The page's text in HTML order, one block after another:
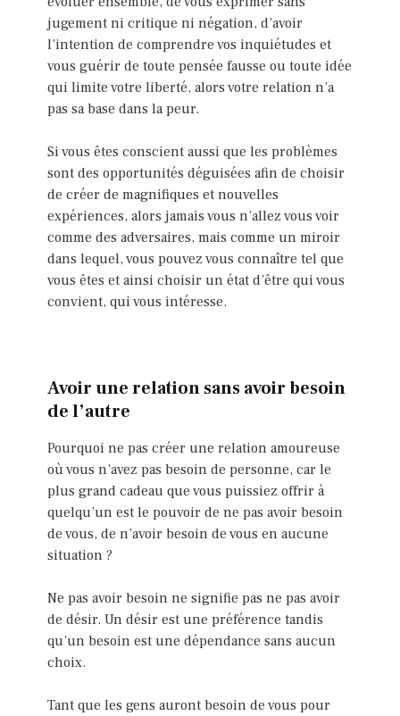
jugement ni critique ni négation, d’avoir
l’intention de comprendre vos inquiétudes et
vous guérir de toute pensée fausse ou toute idée
qui limite votre liberté, alors votre relation n’a
pas sa base dans la peur.
Si vous êtes conscient aussi que les problèmes
sont des opportunités déguisées afin de choisir
de créer de magnifiques et nouvelles
expériences, alors jamais vous n’allez vous voir
comme des adversaires, mais comme un miroir
dans lequel, vous pouvez vous connaître tel que
vous êtes et ainsi choisir un état d’être qui vous
convient, qui vous intéresse.
Avoir une relation sans avoir besoin
de l’autre
Pourquoi ne pas créer une relation amoureuse
où vous n’avez pas besoin de personne, car le
plus grand cadeau que vous puissiez offrir à
quelqu’un est le pouvoir de ne pas avoir besoin
de vous, de n’avoir besoin de vous en aucune
situation ?
Ne pas avoir besoin ne signifie pas ne pas avoir
de désir. Un désir est une préférence tandis
qu’un besoin est une dépendance sans aucun
choix.
Tant que les gens auront besoin de vous pour